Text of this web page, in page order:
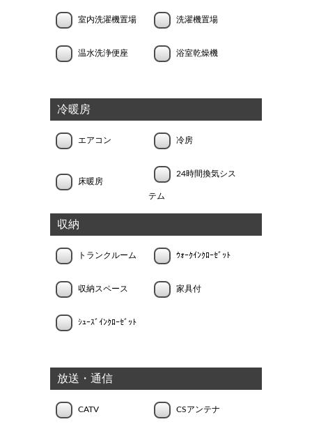
室内洗濯機置場 洗濯機置場
温水洗浄便座 浴室乾燥機
冷暖房
エアコン 冷房
床暖房
24時間換気シス
テム
収納
トランクルーム ｳｫｰｸｲﾝｸﾛｰｾﾞｯﾄ
収納スペース 家具付
ｼｭｰｽﾞｲﾝｸﾛｰｾﾞｯﾄ
放送・通信
CATV CSアンテナ